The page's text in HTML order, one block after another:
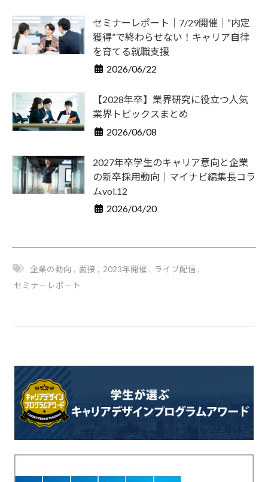
セミナーレポート｜7/29開催｜“内定
獲得”で終わらせない！キャリア自律
を育てる就職支援
2026/06/22
【2028年卒】業界研究に役立つ人気
業界トピックスまとめ
2026/06/08
2027年卒学生のキャリア意向と企業
の新卒採用動向｜マイナビ編集長コラ
ムvol.12
2026/04/20
企業の動向 , 面接 , 2023年開催 , ライブ配信 ,
セミナーレポート